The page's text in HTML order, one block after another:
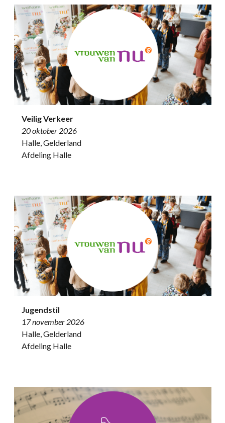
Veilig Verkeer
20 oktober 2026
Halle, Gelderland
Afdeling Halle
Jugendstil
17 november 2026
Halle, Gelderland
Afdeling Halle